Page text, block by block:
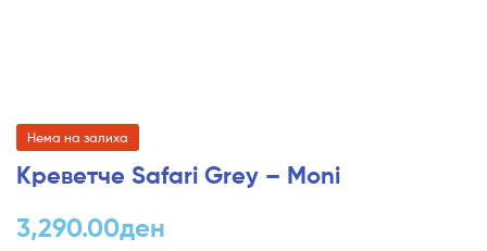
Нема на залиха
Креветче Safari Grey – Moni
3,290.00ден